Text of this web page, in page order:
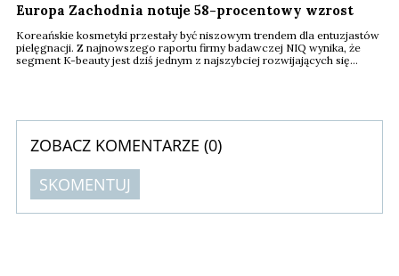
Europa Zachodnia notuje 58-procentowy wzrost
Koreańskie kosmetyki przestały być niszowym trendem dla entuzjastów
pielęgnacji. Z najnowszego raportu firmy badawczej NIQ wynika, że
segment K-beauty jest dziś jednym z najszybciej rozwijających się
ZOBACZ KOMENTARZE (0)
SKOMENTUJ